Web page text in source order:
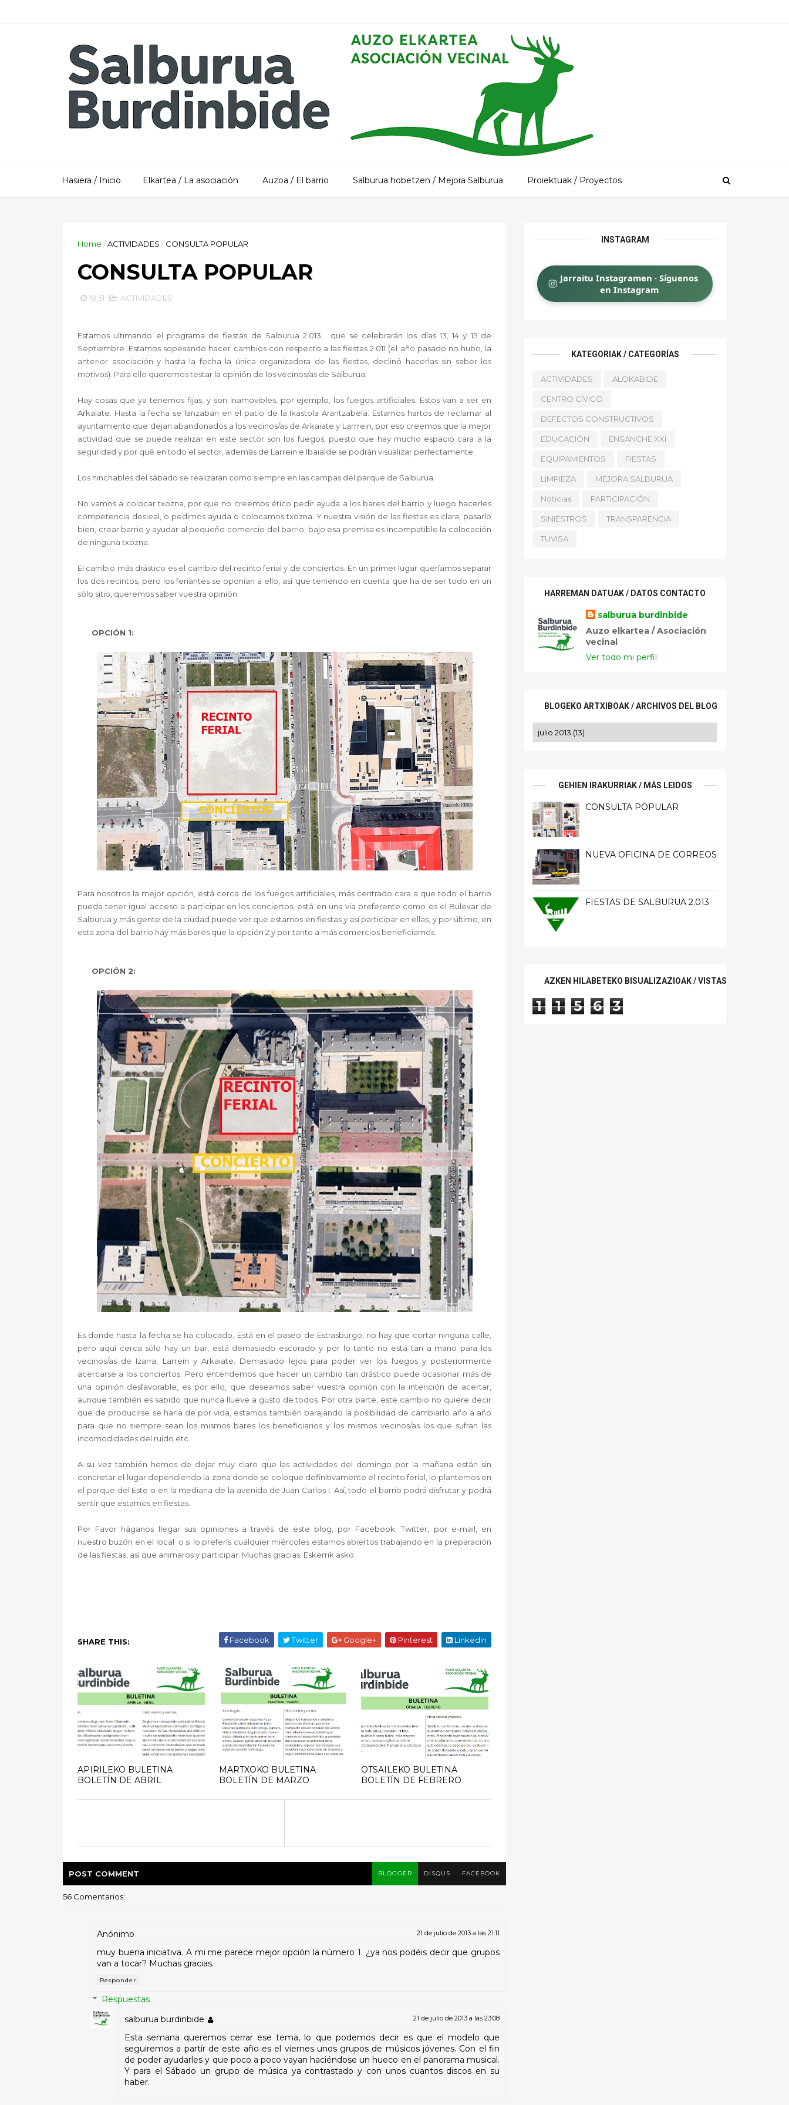
Hasiera / Inicio Elkartea / La asociación Auzoa / El barrio Salburua hobetzen / Mejora Salburua Proiektuak / Proyectos
Home /ACTIVIDADES / CONSULTA POPULAR
CONSULTA POPULAR
18:51 ACTIVIDADES
Estamos ultimando el programa de fiestas de Salburua 2.013, que se celebrarán los días 13, 14 y 15 de
Septiembre. Estamos sopesando hacer cambios con respecto a las fiestas 2.011 (el año pasado no hubo, la
anterior asociación y hasta la fecha la única organizadora de las fiestas, declinó hacerlas sin saber los
motivos). Para ello queremos testar la opinión de los vecinos/as de Salburua.
Hay cosas que ya tenemos fijas, y son inamovibles, por ejemplo, los fuegos artificiales. Estos van a ser en
Arkaiate. Hasta la fecha se lanzaban en el patio de la Ikastola Arantzabela. Estamos hartos de reclamar al
ayuntamiento que dejan abandonados a los vecinos/as de Arkaiate y Larrrein, por eso creemos que la mejor
actividad que se puede realizar en este sector son los fuegos, puesto que hay mucho espacio cara a la
seguridad y por qué en todo el sector, además de Larrein e Ibaialde se podrán visualizar perfectamente.
Los hinchables del sábado se realizaran como siempre en las campas del parque de Salburua.
No vamos a colocar txozna, por que no creemos ético pedir ayuda a los bares del barrio y luego hacerles
competencia desleal, o pedimos ayuda o colocamos txozna. Y nuestra visión de las fiestas es clara, pasarlo
bien, crear barrio y ayudar al pequeño comercio del barrio, bajo esa premisa es incompatible la colocación
de ninguna txozna.
El cambio más drástico es el cambio del recinto ferial y de conciertos. En un primer lugar queríamos separar
los dos recintos, pero los feriantes se oponían a ello, así que teniendo en cuenta que ha de ser todo en un
sólo sitio, queremos saber vuestra opinión.
OPCIÓN 1:
Para nosotros la mejor opción, está cerca de los fuegos artificiales, más centrado cara a que todo el barrio
pueda tener igual acceso a participar en los conciertos, está en una vía preferente como es el Bulevar de
Salburua y más gente de la ciudad puede ver que estamos en fiestas y así participar en ellas, y por último, en
esta zona del barrio hay más bares que la opción 2 y por tanto a más comercios beneficiamos.
OPCIÓN 2:
Es donde hasta la fecha se ha colocado. Está en el paseo de Estrasburgo, no hay que cortar ninguna calle,
pero aquí cerca sólo hay un bar, está demasiado escorado y por lo tanto no está tan a mano para los
vecinos/as de Izarra, Larrein y Arkaiate. Demasiado lejos para poder ver los fuegos y posteriormente
acercarse a los conciertos. Pero entendemos que hacer un cambio tan drástico puede ocasionar más de
una opinión desfavorable, es por ello, que deseamos saber vuestra opinión con la intención de acertar,
aunque también es sabido que nunca llueve a gusto de todos. Por otra parte, este cambio no quiere decir
que de producirse se haría de por vida, estamos también barajando la posibilidad de cambiarlo año a año
para que no siempre sean los mismos bares los beneficiarios y los mismos vecinos/as los que sufran las
incomodidades del ruido etc.
A su vez también hemos de dejar muy claro que las actividades del domingo por la mañana están sin
concretar el lugar dependiendo la zona donde se coloque definitivamente el recinto ferial, lo plantemos en
el parque del Este o en la mediana de la avenida de Juan Carlos I. Así, todo el barrio podrá disfrutar y podrá
sentir que estamos en fiestas.
Por Favor háganos llegar sus opiniones a través de este blog, por Facebook, Twitter, por e-mail, en
nuestro buzón en el local o si lo preferís cualquier miércoles estamos abiertos trabajando en la preparación
de las fiestas, así que animaros y participar. Muchas gracias. Eskerrik asko.
SHARE THIS: Facebook Twitter Google+ Pinterest Linkedin
APIRILEKO BULETINA
BOLETÍN DE ABRIL
MARTXOKO BULETINA
BOLETÍN DE MARZO
OTSAILEKO BULETINA
BOLETÍN DE FEBRERO
POST COMMENT BLOGGER DISQUS FACEBOOK
56 Comentarios:
Anónimo 21 de julio de 2013 a las 21:11
muy buena iniciativa. A mi me parece mejor opción la número 1. ¿ya nos podéis decir que grupos
van a tocar? Muchas gracias.
Responder
Respuestas
salburua burdinbide
21 de julio de 2013 a las 23:08
Esta semana queremos cerrar ese tema, lo que podemos decir es que el modelo que
seguiremos a partir de este año es el viernes unos grupos de músicos jóvenes. Con el fin
de poder ayudarles y que poco a poco vayan haciéndose un hueco en el panorama musical.
Y para el Sábado un grupo de música ya contrastado y con unos cuantos discos en su
haber.
INSTAGRAM
Jarraitu Instagramen · Síguenos
en Instagram
KATEGORIAK / CATEGORÍAS
ACTIVIDADES ALOKABIDE
CENTRO CÍVICO
DEFECTOS CONSTRUCTIVOS
EDUCACIÓN ENSANCHE XXI
EQUIPAMIENTOS FIESTAS
LIMPIEZA MEJORA SALBURUA
Noticias PARTICIPACIÓN
SINIESTROS TRANSPARENCIA
TUVISA
HARREMAN DATUAK / DATOS CONTACTO
salburua burdinbide
Auzo elkartea / Asociación
vecinal
Ver todo mi perfil
BLOGEKO ARTXIBOAK / ARCHIVOS DEL BLOG
GEHIEN IRAKURRIAK / MÁS LEIDOS
CONSULTA POPULAR
NUEVA OFICINA DE CORREOS
FIESTAS DE SALBURUA 2.013
AZKEN HILABETEKO BISUALIZAZIOAK / VISTAS ÚLTIMO MES
1 1 5 6 3